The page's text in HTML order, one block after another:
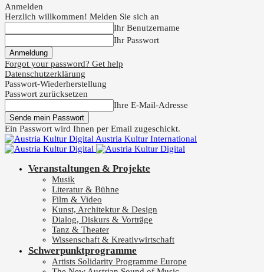
Anmelden
Herzlich willkommen! Melden Sie sich an
Ihr Benutzername
Ihr Passwort
Forgot your password? Get help
Datenschutzerklärung
Passwort-Wiederherstellung
Passwort zurücksetzen
Ihre E-Mail-Adresse
Ein Passwort wird Ihnen per Email zugeschickt.
Austria Kultur International
Veranstaltungen & Projekte
Musik
Literatur & Bühne
Film & Video
Kunst, Architektur & Design
Dialog, Diskurs & Vorträge
Tanz & Theater
Wissenschaft & Kreativwirtschaft
Schwerpunktprogramme
Artists Solidarity Programme Europe